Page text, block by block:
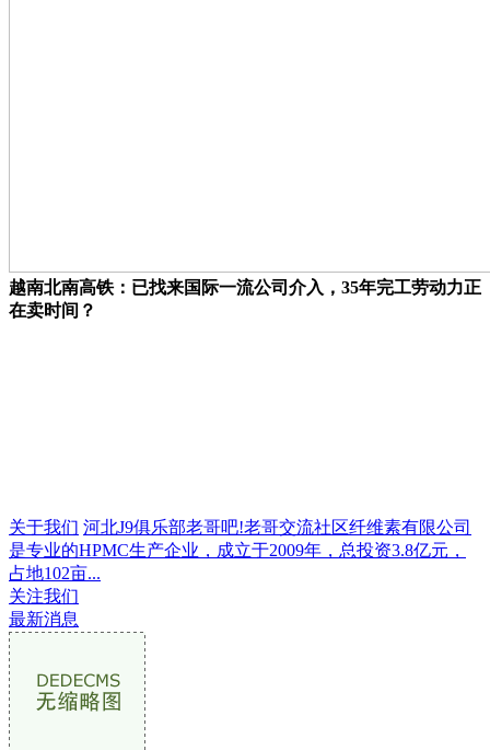
越南北南高铁：已找来国际一流公司介入，35年完工劳动力正
在卖时间？
关于我们 河北J9俱乐部老哥吧!老哥交流社区纤维素有限公司
是专业的HPMC生产企业，成立于2009年，总投资3.8亿元，
占地102亩...
关注我们
最新消息